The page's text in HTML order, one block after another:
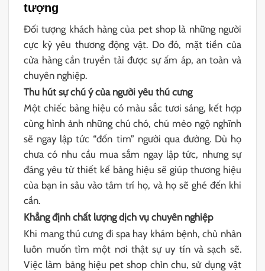
tượng
Đối tượng khách hàng của pet shop là những người
cực kỳ yêu thương động vật. Do đó, mặt tiền của
cửa hàng cần truyền tải được sự ấm áp, an toàn và
chuyên nghiệp.
Thu hút sự chú ý của người yêu thú cưng
Một chiếc bảng hiệu có màu sắc tươi sáng, kết hợp
cùng hình ảnh những chú chó, chú mèo ngộ nghĩnh
sẽ ngay lập tức “đốn tim” người qua đường. Dù họ
chưa có nhu cầu mua sắm ngay lập tức, nhưng sự
đáng yêu từ thiết kế bảng hiệu sẽ giúp thương hiệu
của bạn in sâu vào tâm trí họ, và họ sẽ ghé đến khi
cần.
Khẳng định chất lượng dịch vụ chuyên nghiệp
Khi mang thú cưng đi spa hay khám bệnh, chủ nhân
luôn muốn tìm một nơi thật sự uy tín và sạch sẽ.
Việc làm bảng hiệu pet shop chỉn chu, sử dụng vật